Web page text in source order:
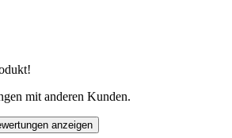
mit anderen Kunden.
anzeigen